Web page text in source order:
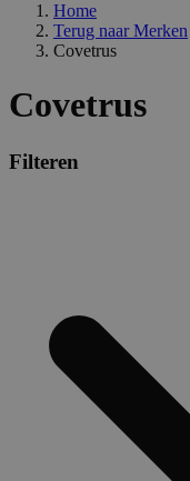
Home
Terug naar Merken
Covetrus
Covetrus
Filteren